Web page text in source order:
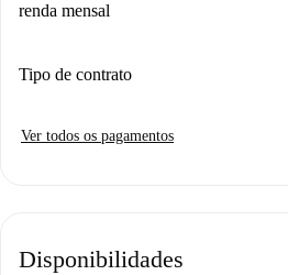
renda mensal
Tipo de contrato
Ver todos os pagamentos
Disponibilidades